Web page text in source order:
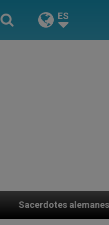
ES
fieles al Papa